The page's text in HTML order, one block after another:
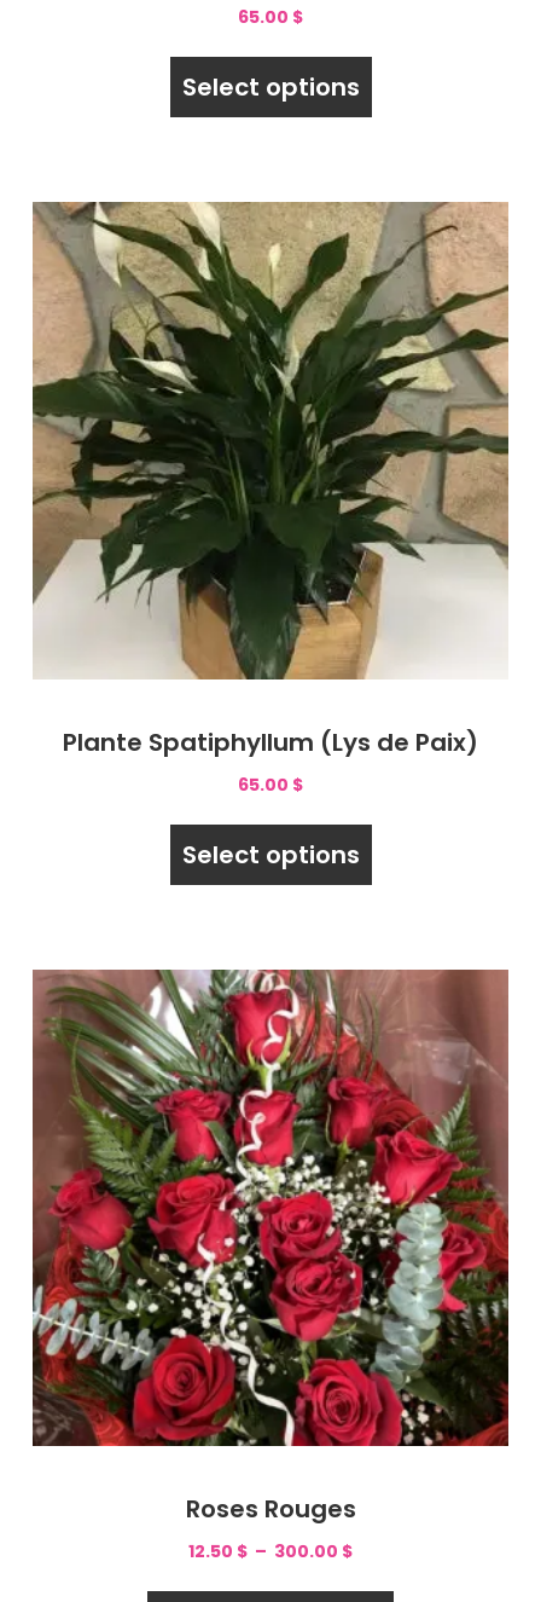
65.00 $
Select options
Plante Spatiphyllum (Lys de Paix)
65.00 $
Select options
Roses Rouges
12.50 $ – 300.00 $